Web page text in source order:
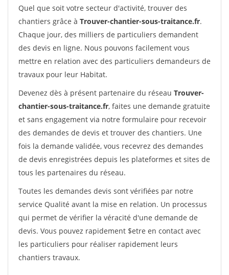
Quel que soit votre secteur d'activité, trouver des
chantiers grâce à Trouver-chantier-sous-traitance.fr.
Chaque jour, des milliers de particuliers demandent
des devis en ligne. Nous pouvons facilement vous
mettre en relation avec des particuliers demandeurs de
travaux pour leur Habitat.
Devenez dès à présent partenaire du réseau Trouver-
chantier-sous-traitance.fr, faites une demande gratuite
et sans engagement via notre formulaire pour recevoir
des demandes de devis et trouver des chantiers. Une
fois la demande validée, vous recevrez des demandes
de devis enregistrées depuis les plateformes et sites de
tous les partenaires du réseau.
Toutes les demandes devis sont vérifiées par notre
service Qualité avant la mise en relation. Un processus
qui permet de vérifier la véracité d'une demande de
devis. Vous pouvez rapidement $etre en contact avec
les particuliers pour réaliser rapidement leurs
chantiers travaux.